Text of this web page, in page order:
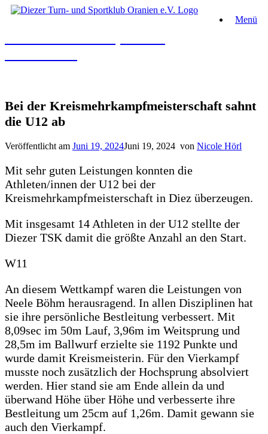
Zum
Menü
Bei der Kreismehrkampfmeisterschaft sahnt
die U12 ab
Veröffentlicht am Juni 19, 2024Juni 19, 2024 von Nicole Hörl
Mit sehr guten Leistungen konnten die
Athleten/innen der U12 bei der
Kreismehrkampfmeisterschaft in Diez überzeugen.
Mit insgesamt 14 Athleten in der U12 stellte der
Diezer TSK damit die größte Anzahl an den Start.
W11
An diesem Wettkampf waren die Leistungen von
Neele Böhm herausragend. In allen Disziplinen hat
sie ihre persönliche Bestleitung verbessert. Mit
8,09sec im 50m Lauf, 3,96m im Weitsprung und
28,5m im Ballwurf erzielte sie 1192 Punkte und
wurde damit Kreismeisterin. Für den Vierkampf
musste noch zusätzlich der Hochsprung absolviert
werden. Hier stand sie am Ende allein da und
überwand Höhe über Höhe und verbesserte ihre
Bestleitung um 25cm auf 1,26m. Damit gewann sie
auch den Vierkampf.